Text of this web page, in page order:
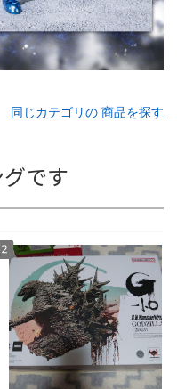
同じカテゴリの 商品を探す
です